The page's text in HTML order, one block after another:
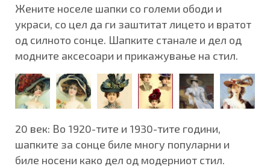
Жените носеле шапки со големи ободи и
украси, со цел да ги заштитат лицето и вратот
од силното сонце. Шапките станале и дел од
модните аксесоари и прикажување на стил.
20 век: Во 1920-тите и 1930-тите години,
шапките за сонце биле многу популарни и
биле носени како дел од модерниот стил.